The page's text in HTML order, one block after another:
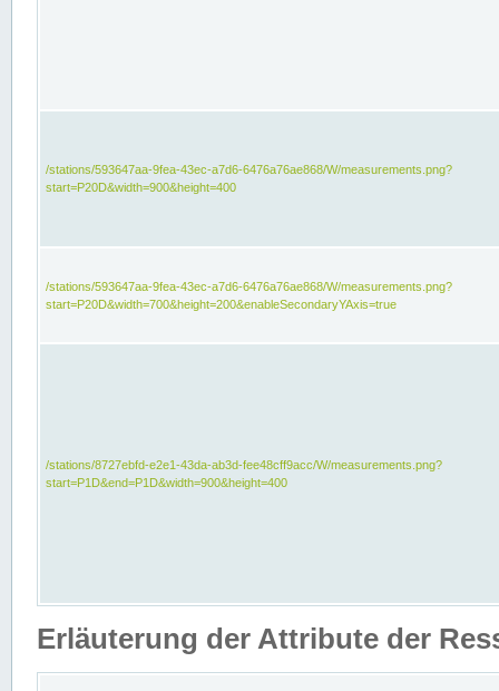
/stations/593647aa-9fea-43ec-a7d6-6476a76ae868/W/measurements.png?
start=P20D&width=900&height=400
/stations/593647aa-9fea-43ec-a7d6-6476a76ae868/W/measurements.png?
start=P20D&width=700&height=200&enableSecondaryYAxis=true
/stations/8727ebfd-e2e1-43da-ab3d-fee48cff9acc/W/measurements.png?
start=P1D&end=P1D&width=900&height=400
Erläuterung der Attribute der